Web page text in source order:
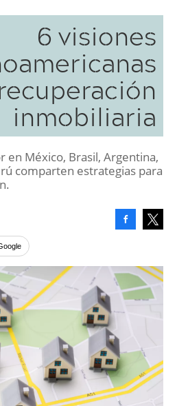
6 visiones
inmobiliaria
en México, Brasil, Argentina,
comparten estrategias para